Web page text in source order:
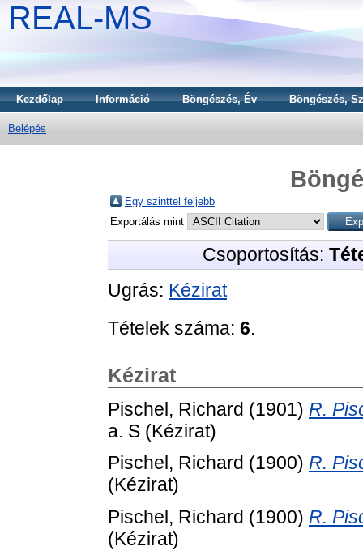
REAL-MS
Kezdőlap Információ Böngészés, Év Böngészés,
Belépés
Egy szinttel feljebb
Exportálás mint
Csoportosítás:
Ugrás: Kézirat
Tételek száma: 6.
Kézirat
Pischel, Richard (1901) R.
a. S (Kézirat)
Pischel, Richard (1900) R.
(Kézirat)
Pischel, Richard (1900) R.
(Kézirat)